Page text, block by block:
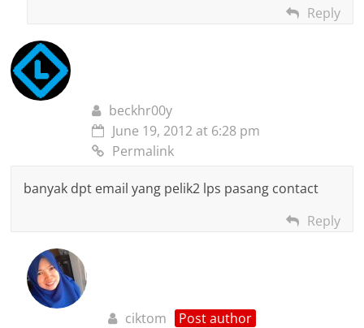
Reply
beckhr00y
June 19, 2012 at 6:28 pm
Permalink
banyak dpt email yang pelik2 lps pasang contact
Reply
ciktom
Post author